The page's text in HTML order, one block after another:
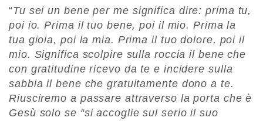
“Tu sei un bene per me significa dire: prima tu,
poi io. Prima il tuo bene, poi il mio. Prima la
tua gioia, poi la mia. Prima il tuo dolore, poi il
mio. Significa scolpire sulla roccia il bene che
con gratitudine ricevo da te e incidere sulla
sabbia il bene che gratuitamente dono a te.
Riusciremo a passare attraverso la porta che è
Gesù solo se “si accoglie sul serio il suo